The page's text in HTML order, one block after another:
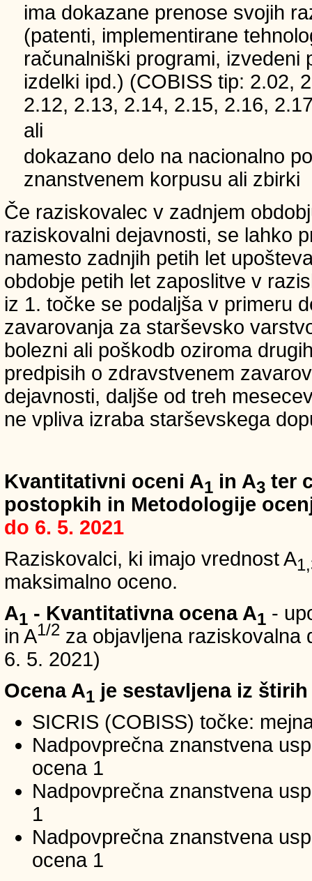
ima dokazane prenose svojih
(patenti, implementirane
računalniški programi, izvedeni
izdelki ipd.) (COBISS tip: 2.02,
2.12, 2.13, 2.14, 2.15, 2.16,
ali
dokazano delo na nacionalno
znanstvenem korpusu ali zbirki
Če raziskovalec v zadnjem
raziskovalni dejavnosti, se lahko
namesto zadnjih petih let
obdobje petih let zaposlitve v
iz 1. točke se podaljša v primeru
zavarovanja za starševsko
bolezni ali poškodb oziroma
predpisih o zdravstvenem
dejavnosti, daljše od treh
ne vpliva izraba starševskega
Kvantitativni oceni A1 in A3 ter
postopkih in Metodologije
do 6. 5. 2021
Raziskovalci, ki imajo vrednost A
maksimalno oceno.
A1 - Kvantitativna ocena A1 -
in A1/2 za objavljena raziskovalna
6. 5. 2021)
Ocena A1 je sestavljena iz
SICRIS (COBISS) točke:
Nadpovprečna znanstvena
ocena 1
Nadpovprečna znanstvena
1
Nadpovprečna znanstvena
ocena 1